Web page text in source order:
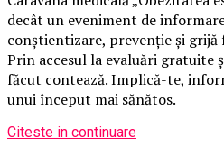
decât un eveniment de
conștientizare, prevenție și grijă
Prin accesul la evaluări gratuite
făcut contează. Implică-te,
unui început mai sănătos.
Citeste in continuare